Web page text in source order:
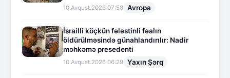
10.Avqust.2026 07:58 Avropa
İsrailli köçkün fələstinli fəalın
öldürülməsində günahlandırılır: Nadir
məhkəmə presedenti
10.Avqust.2026 06:29 Yaxın Şərq